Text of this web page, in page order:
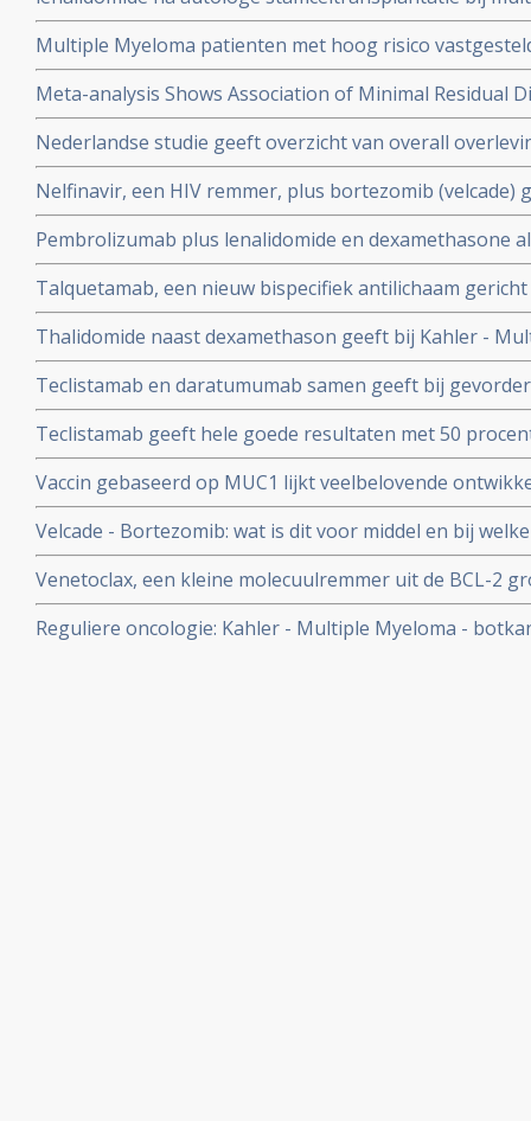
13 jaar geleden
Kahler geeft superieure overall overleving en
Multiple Myeloma patienten met hoog risico
betere overleving bij behandeling met daratumumab,
lenalidomide en dexamethason zowel voor als na
Meta-analysis Shows Association of Minimal Residual
Improved Survival in Multiple Myeloma
Nederlandse studie geeft overzicht van overall
(Kahler) in alle stadia in periode 2008 tot 2013.
Nelfinavir, een HIV remmer, plus bortezomib
65 procent bereikte PR - bij zwaar voorbehandelde
multiple myeloma, Kahler
Pembrolizumab plus lenalidomide en dexamethasone
patienten met nog onbehandelde multiple myeloma
resultaten en veel meer ernstige bijwerkingen
Talquetamab, een nieuw bispecifiek antilichaam
veelbelovende resultaten bij zwaar voorbehandelde
botkanker (Kahler)
Thalidomide naast dexamethason geeft bij Kahler -
positief effect op aanslaan van behandeling, aldus
2004
Teclistamab en daratumumab samen geeft bij
Myeloma betere progressievrije overleving en
standaardbehandeling
Teclistamab geeft hele goede resultaten met 50
en 20 procent complete remissies bij zwaar
- multiple myeloma
Vaccin gebaseerd op MUC1 lijkt veelbelovende
onderzoekers
Velcade - Bortezomib: wat is dit voor middel en bij
gebruikt: een overzicht van recente ontwikkelingen
Venetoclax, een kleine molecuulremmer uit de BCL-2
resultaten bij vergevorderde zwaar voorbehandelde
Reguliere oncologie: Kahler - Multiple Myeloma -